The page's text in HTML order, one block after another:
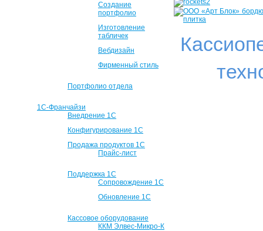
Создание
портфолио
Изготовление
табличек
Вебдизайн
Фирменный стиль
Портфолио отдела
1С-Франчайзи
Внедрение 1С
Конфигурирование 1С
Продажа продуктов 1С
Прайс-лист
Поддержка 1С
Сопровождение 1С
Обновление 1С
Кассовое оборудование
ККМ Элвес-Микро-К